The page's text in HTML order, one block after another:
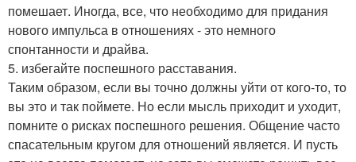
помешает. Иногда, все, что необходимо для придания
нового импульса в отношениях - это немного
спонтанности и драйва.
5. избегайте поспешного расставания.
Таким образом, если вы точно должны уйти от кого-то, то
вы это и так поймете. Но если мысль приходит и уходит,
помните о рисках поспешного решения. Общение часто
спасательным кругом для отношений является. И пусть